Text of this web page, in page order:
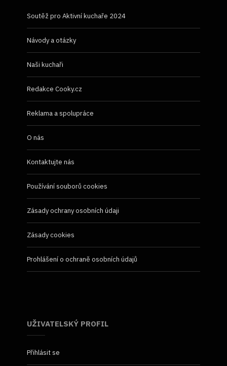
Soutěž pro Aktivní kuchaře 2024
Návody a otázky
Naši kuchaři
Redakce Cooky.cz
Reklama a spolupráce
O nás
Kontaktujte nás
Používání souborů cookies
Zásady ochrany osobních údaji
Zásady cookies
Prohlášení o ochraně osobních údajů
UŽIVATELSKÝ PROFIL
Přihlásit se